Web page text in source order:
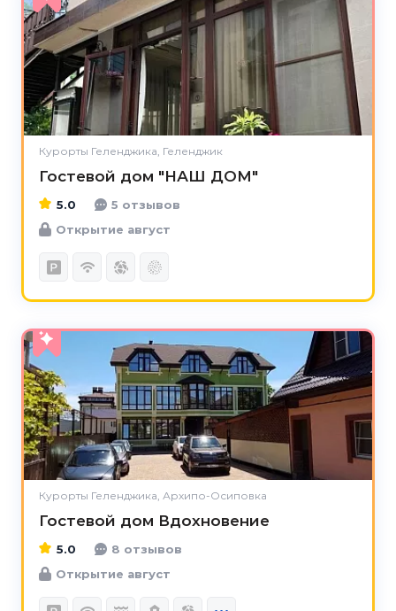
Курорты Геленджика, Геленджик
Гостевой дом "НАШ ДОМ"
5.0
5.0
5 отзывов
Открытие август
Курорты Геленджика, Архипо-Осиповка
Гостевой дом Вдохновение
5.0
5.0
8 отзывов
Открытие август